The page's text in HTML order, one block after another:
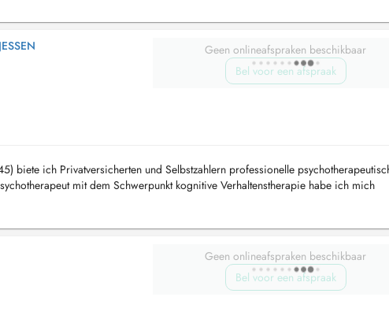
Geen onlineafspraken beschikbaar
Bel voor een afspraak
biete ich Privatversicherten und Selbstzahlern professionelle
mit dem Schwerpunkt kognitive Verhaltenstherapie habe ich mich
Diagnos...
Geen onlineafspraken beschikbaar
Bel voor een afspraak